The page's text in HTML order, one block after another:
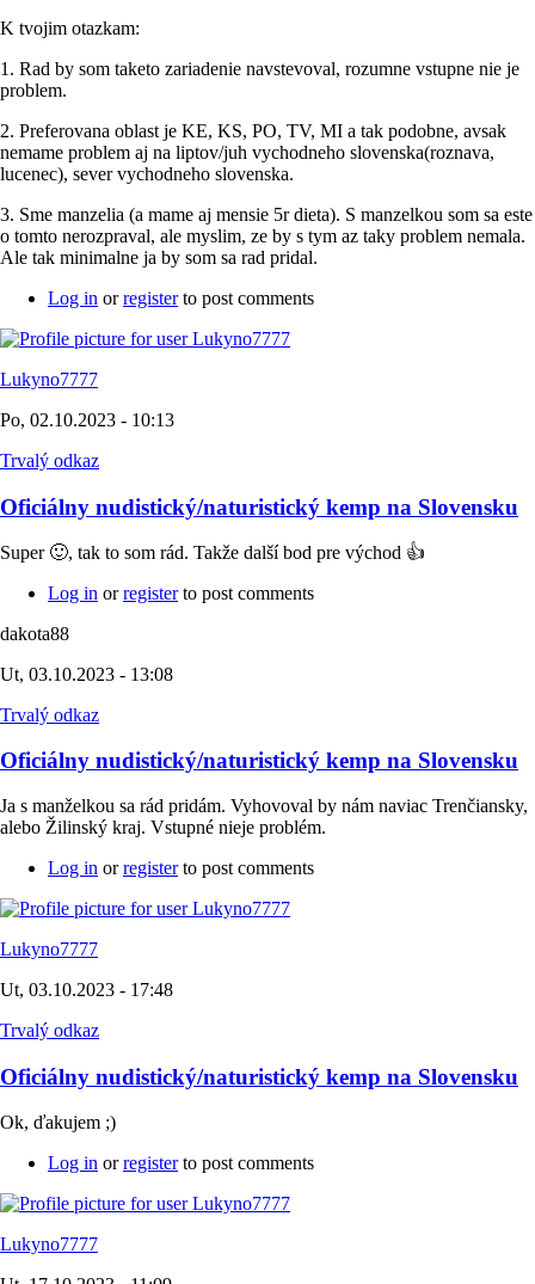
K tvojim otazkam:
1. Rad by som taketo zariadenie navstevoval, rozumne vstupne nie je
problem.
2. Preferovana oblast je KE, KS, PO, TV, MI a tak podobne, avsak
nemame problem aj na liptov/juh vychodneho slovenska(roznava,
lucenec), sever vychodneho slovenska.
3. Sme manzelia (a mame aj mensie 5r dieta). S manzelkou som sa este
o tomto nerozpraval, ale myslim, ze by s tym az taky problem nemala.
Ale tak minimalne ja by som sa rad pridal.
Log in orregisterto post comments
Lukyno7777
Po, 02.10.2023 - 10:13
Trvalý odkaz
Oficiálny nudistický/naturistický kemp na Slovensku
Super 🙂, tak to som rád. Takže další bod pre východ 👍
Log in orregisterto post comments
dakota88
Ut, 03.10.2023 - 13:08
Trvalý odkaz
Oficiálny nudistický/naturistický kemp na Slovensku
Ja s manželkou sa rád pridám. Vyhovoval by nám naviac Trenčiansky,
alebo Žilinský kraj. Vstupné nieje problém.
Log in orregisterto post comments
Lukyno7777
Ut, 03.10.2023 - 17:48
Trvalý odkaz
Oficiálny nudistický/naturistický kemp na Slovensku
Ok, ďakujem ;)
Log in orregisterto post comments
Lukyno7777